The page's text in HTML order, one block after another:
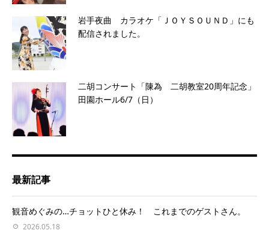
岩手夜曲 カラオケ「ＪＯＹＳＯＵＮＤ」にも
配信されました。
二胡コンサート「陳為 二胡教室20周年記念」
田園ホール6/7（日）
最新記事
観音めぐみの…チョットひと休み！ これまでのゲストさん。
2026.05.18